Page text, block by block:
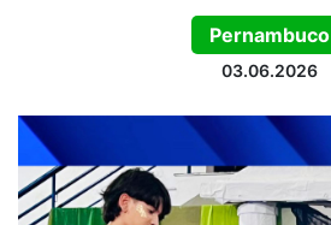
Pernambuco
03.06.2026